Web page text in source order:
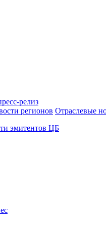
релиз
регионов Отраслевые
эмитентов ЦБ